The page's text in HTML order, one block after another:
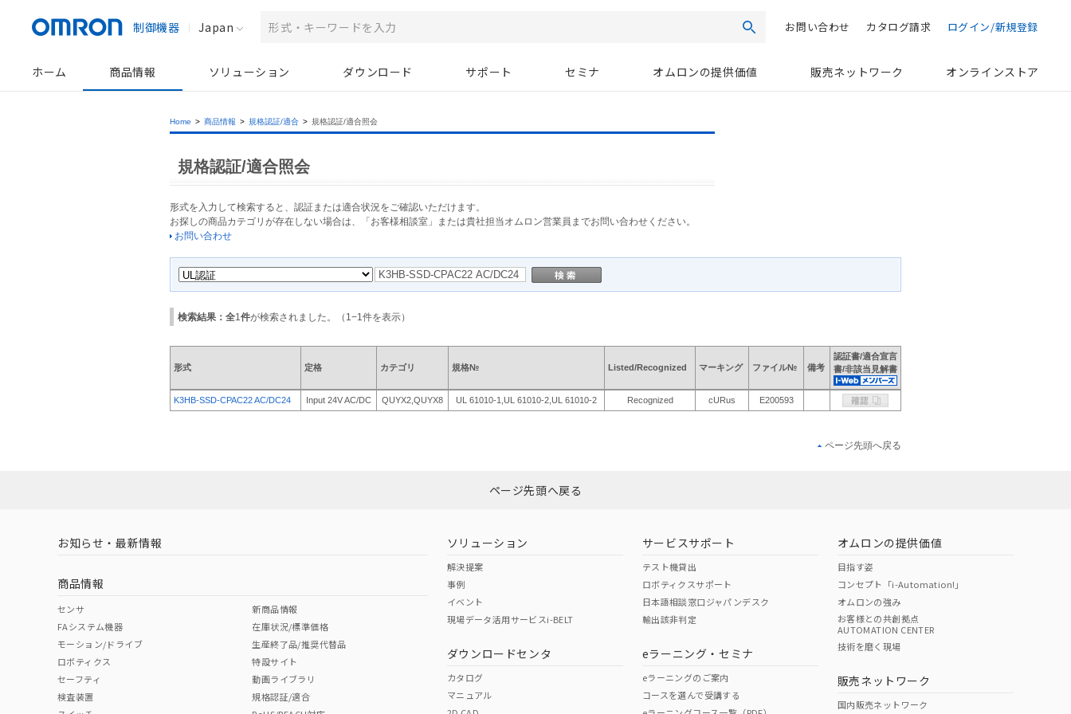
制御機器 Japan 検索お問い合わせ カタログ請求 ログイン/新規登録
ホーム 商品情報 ソリューション ダウンロード サポート セミナ オムロンの提供価値 販売ネットワーク オンラインストア
Home > 商品情報 > 規格認証/適合 > 規格認証/適合照会
規格認証/適合照会
形式を入力して検索すると、認証または適合状況をご確認いただけます。
お探しの商品カテゴリが存在しない場合は、「お客様相談室」または貴社担当オムロン営業員までお問い合わせください。
お問い合わせ
検索結果：全1 件が検索されました。（ 1 −1 件を表示）
形式 定格 カテゴリ 規格№ Listed/Recognized マーキング ファイル№ 備考
認証書/適合宣言
書/非該当見解書
K3HB-SSD-CPAC22 AC/DC24 Input 24V AC/DC QUYX2,QUYX8 UL 61010-1,UL 61010-2,UL 61010-2 Recognized cURus E200593
ページ先頭へ戻る
ページ先頭へ戻る
お知らせ・最新情報
商品情報
センサ
FAシステム機器
モーション/ドライブ
ロボティクス
セーフティ
検査装置
新商品情報
在庫状況/標準価格
生産終了品/推奨代替品
特設サイト
動画ライブラリ
規格認証/適合
ソリューション
解決提案
事例
イベント
現場データ活用サービスi-BELT
ダウンロードセンタ
カタログ
マニュアル
サービスサポート
テスト機貸出
ロボティクスサポート
日本語相談窓口ジャパンデスク
輸出該非判定
eラーニング・セミナ
eラーニングのご案内
コースを選んで受講する
オムロンの提供価値
目指す姿
コンセプト「i-Automation!」
オムロンの強み
お客様との共創拠点
AUTOMATION CENTER
技術を磨く現場
販売ネットワーク
国内販売ネットワーク